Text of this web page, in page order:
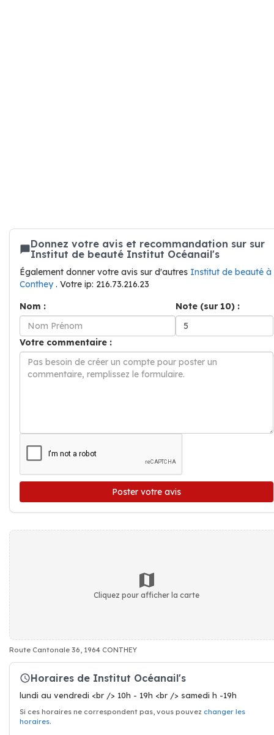
Donnez votre avis et recommandation sur sur
Institut de beauté Institut Océanail's
Également donner votre avis sur d'autres Institut de beauté à
Conthey. Votre ip: 216.73.216.23
Nom :
Note (sur 10) :
Votre commentaire :
Poster votre avis
Cliquez pour afficher la carte
Route Cantonale 36, 1964 CONTHEY
Horaires de Institut Océanail's
lundi au vendredi <br /> 10h - 19h <br /> samedi h -19h
Si ces horaires ne correspondent pas, vous pouvez changer les
horaires.